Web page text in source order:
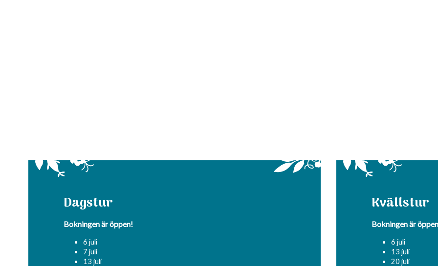
Dagstur
Bokningen är öppen!
6 juli
7 juli
13 juli
Kvällstur
Bokningen är
6 juli
13 juli
20 juli